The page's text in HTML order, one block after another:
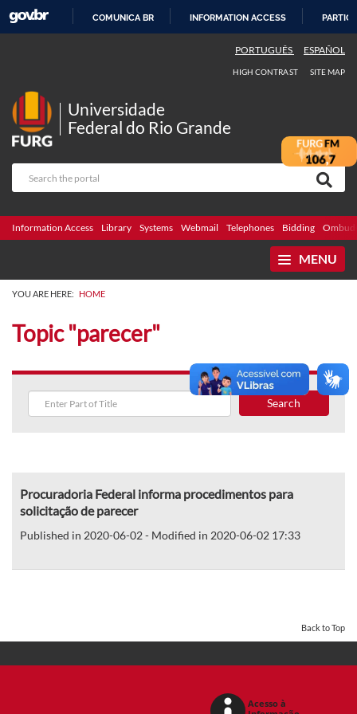
COMUNICA BR INFORMATION ACCESS
PORTUGUÊS ESPAÑOL
HIGH CONTRAST SITE MAP
Universidade
Federal do Rio Grande
Information Access Library Systems Webmail Telephones Bidding
MENU
YOU ARE HERE: HOME
Topic "parecer"
Search
Procuradoria Federal informa procedimentos para
solicitação de parecer
Published in 2020-06-02 - Modified in 2020-06-02 17:33
Back to Top